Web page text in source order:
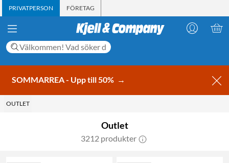
PRIVATPERSON FÖRETAG
SOMMARREA - Upp till 50% →
OUTLET
Outlet
3212 produkter